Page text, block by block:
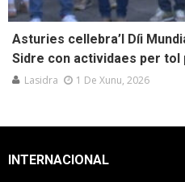
Asturies cellebra’l Díi
Sidre con actividaes per tol
Lasidra 1 De Xunu, 2026
INTERNACIONAL